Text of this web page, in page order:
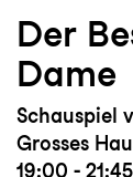
Der
Dame
Schauspiel
Grosses
19:00 - 21:45